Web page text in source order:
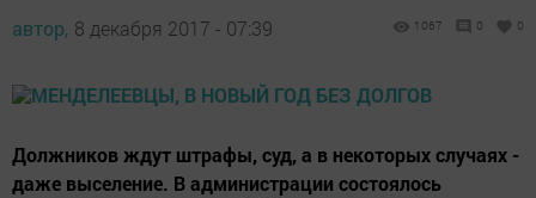
автор, 8 декабря 2017 - 07:39 1067 0 0
Должников ждут штрафы, суд, а в некоторых случаях -
даже выселение. В администрации состоялось